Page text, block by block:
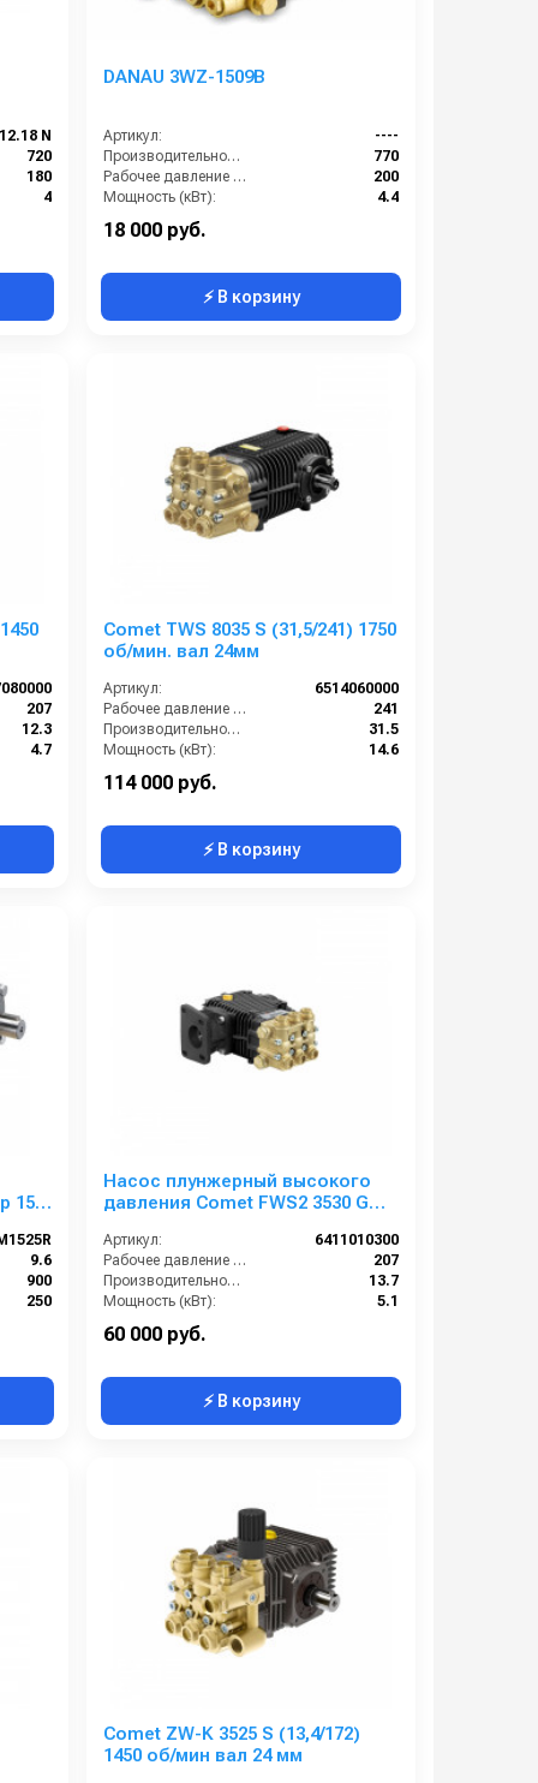
N
720
180
4
DANAU 3WZ-1509B
Артикул:
----
Производительность (л/ч):
770
Рабочее давление (бар):
200
Мощность (кВт):
4.4
18 000 руб.
⚡ В корзину
207
12.3
4.7
Comet TWS 8035 S (31,5/241) 1750
об/мин. вал 24мм
Артикул:
6514060000
Рабочее давление (бар):
241
Производительность (л/мин):
31.5
Мощность (кВт):
14.6
114 000 руб.
⚡ В корзину
15
9.6
900
250
Насос плунжерный высокого
давления Comet FWS2 3530 G
п.в. ROBIN
Артикул:
6411010300
Рабочее давление (бар):
207
Производительность (л/мин):
13.7
Мощность (кВт):
5.1
60 000 руб.
⚡ В корзину
Comet ZW-K 3525 S (13,4/172)
1450 об/мин вал 24 мм